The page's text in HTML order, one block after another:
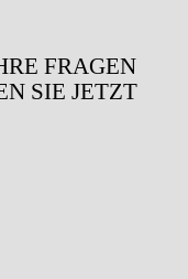
FRAGEN
SIE JETZT